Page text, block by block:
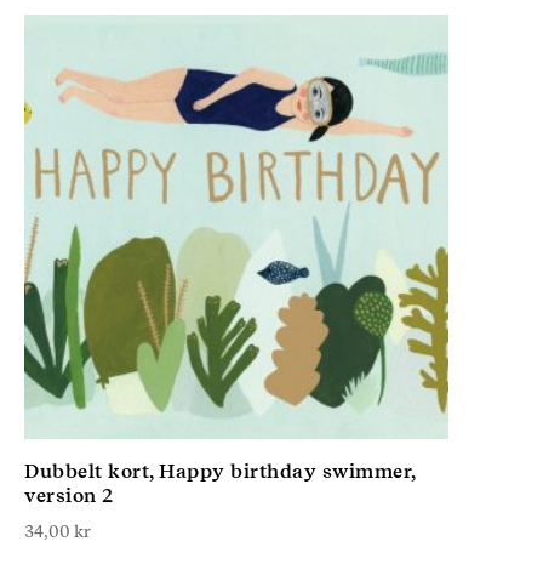
Dubbelt kort, Happy birthday swimmer,
version 2
34,00 kr